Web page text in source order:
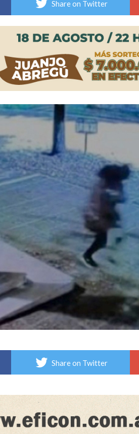
viernes arranca el Clausura con agenda
Share on Twitter
Share on Twitter